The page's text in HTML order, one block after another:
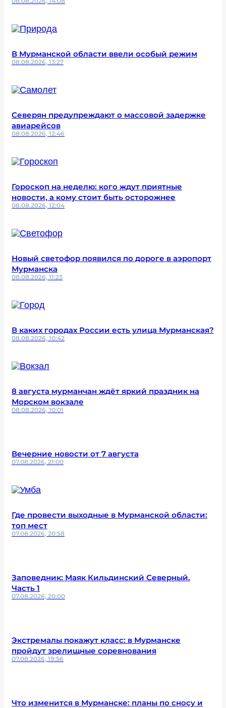
В Мурманской области ввели особый режим
08.08.2026, 13:27
Северян предупреждают о массовой задержке
авиарейсов
08.08.2026, 12:46
Гороскоп на неделю: кого ждут приятные
новости, а кому стоит быть осторожнее
08.08.2026, 12:04
Новый светофор появился по дороге в аэропорт
Мурманска
08.08.2026, 11:23
В каких городах России есть улица Мурманская?
08.08.2026, 10:42
8 августа мурманчан ждёт яркий праздник на
Морском вокзале
08.08.2026, 10:01
Вечерние новости от 7 августа
07.08.2026, 21:00
Где провести выходные в Мурманской области:
топ мест
07.08.2026, 20:58
Заповедник: Маяк Кильдинский Северный.
Часть 1
07.08.2026, 20:00
Экстремалы покажут класс: в Мурманске
пройдут зрелищные соревнования
07.08.2026, 19:56
Что изменится в Мурманске: планы по сносу и